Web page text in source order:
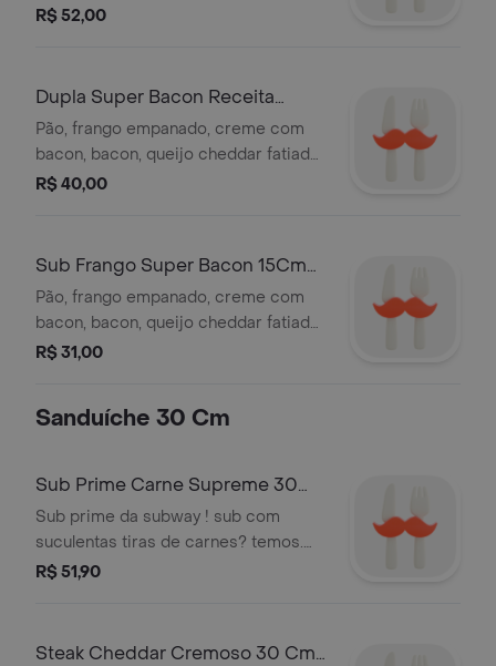
alface, tomate e cebola. imagem
R$ 52,00
Dupla Super Bacon Receita
Bacon Lovers (Sub 15Cm Coca-
Cola)
Pão, frango empanado, creme com
bacon, bacon, queijo cheddar fatiado,
alface, tomate e cebola coca cola
R$ 40,00
Sub Frango Super Bacon 15Cm
Receita Bacon Lovers
Pão, frango empanado, creme com
bacon, bacon, queijo cheddar fatiado,
alface, tomate e cebola. imagem
R$ 31,00
Sanduíche 30 Cm
Sub Prime Carne Supreme 30
Cm **
Sub prime da subway ! sub com
suculentas tiras de carnes? temos.
acompanhado do delicioso molho
e vegetais à sua escolha.
R$ 51,90
Steak Cheddar Cremoso 30 Cm